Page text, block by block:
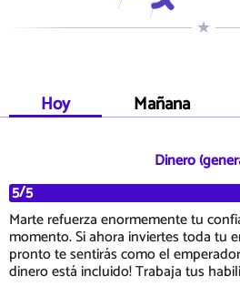
Hoy Mañana
Dinero
5/5
Marte refuerza enormemente tu
momento. Si ahora inviertes toda tu
pronto te sentirás como el
dinero está incluido! Trabaja tus